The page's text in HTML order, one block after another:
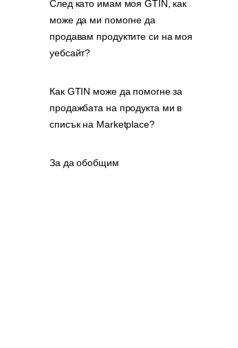
След като имам моя GTIN, как
може да ми помогне да
продавам продуктите си на моя
уебсайт?
Как GTIN може да помогне за
продажбата на продукта ми в
списък на Marketplace?
За да обобщим